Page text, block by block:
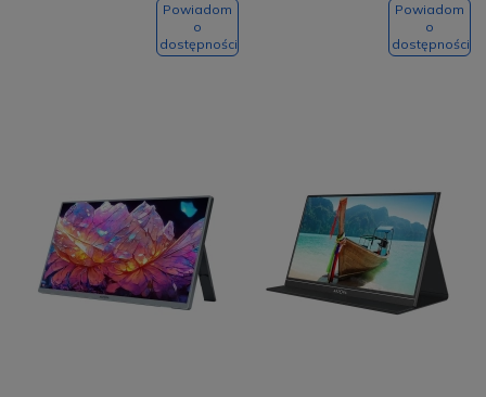
Powiadom
o
dostępności
Powiadom
o
dostępności